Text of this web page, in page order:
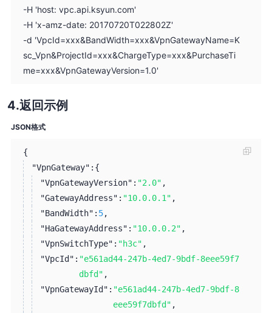
-H 'host: vpc.api.ksyun.com'
-H 'x-amz-date: 20170720T022802Z'
-d 'VpcId=xxx&BandWidth=xxx&VpnGatewayName=K
sc_Vpn&ProjectId=xxx&ChargeType=xxx&PurchaseTi
me=xxx&VpnGatewayVersion=1.0'
返回示例
JSON格式
{
"VpnGateway": {
"VpnGatewayVersion": "2.0" ,
"GatewayAddress": "10.0.0.1" ,
"BandWidth": 5,
"HaGatewayAddress": "10.0.0.2" ,
"VpnSwitchType": "h3c" ,
"VpcId": "e561ad44-247b-4ed7-9bdf-8eee59f7
dbfd" ,
"VpnGatewayId": "e561ad44-247b-4ed7-9bdf-8
eee59f7dbfd" ,